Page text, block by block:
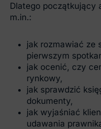
Dlatego początkujący
m.in.:
jak rozmawiać ze
pierwszym
jak ocenić, czy
rynkowy,
jak sprawdzić
dokumenty,
jak wyjaśniać
udawania